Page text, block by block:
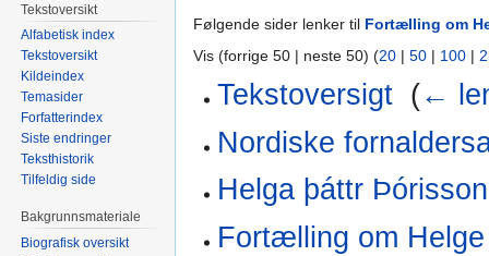
Følgende sider lenker til Fortælling om
Vis (forrige 50 | neste 50) (20 | 50 | 100 |
Tekstoversigt (←
Nordiske
Helga þáttr
Fortælling om
Tekstoversikt
Alfabetisk index
Tekstoversikt
Kildeindex
Temasider
Forfatterindex
Siste endringer
Teksthistorik
Tilfeldig side
Bakgrunnsmateriale
Biografisk oversikt